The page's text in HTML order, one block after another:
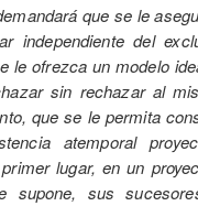
que se le
independiente del
le ofrezca un modelo
sin rechazar al
que se le permita
atemporal
lugar, en un
supone, sus